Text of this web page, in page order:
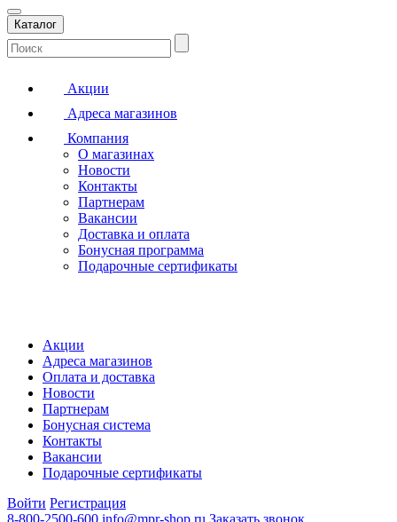
Каталог
Акции
Адреса магазинов
Компания
О магазинах
Новости
Контакты
Партнерам
Вакансии
Доставка и оплата
Бонусная программа
Подарочные сертификаты
Акции
Адреса магазинов
Оплата и доставка
Новости
Партнерам
Бонусная система
Контакты
Вакансии
Подарочные сертификаты
Войти Регистрация
8-800-2500-600 info@mpr-shop.ru Заказать звонок